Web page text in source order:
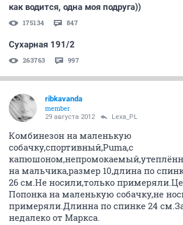
как водится, одна моя подруга))
175134 847
Сухарная 191/2
263763 997
ribkavanda
member
29 августа 2012 Lexa_PL
Комбинезон на маленькую
собачку,спортивный,Puma,с
на мальчика,размер 10,длина по
26 см.Не носили,только
Попонка на маленькую собачку,не
примеряли.Длинна по спинке 24
недалеко от Маркса.